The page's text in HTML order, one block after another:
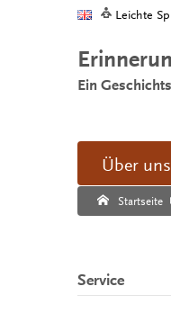
Leichte
Ein
Über uns
Startseite
Suche:
Suche Ende.
Service